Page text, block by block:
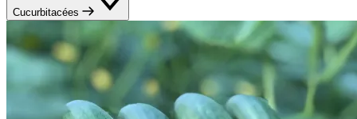
Cucurbitacées